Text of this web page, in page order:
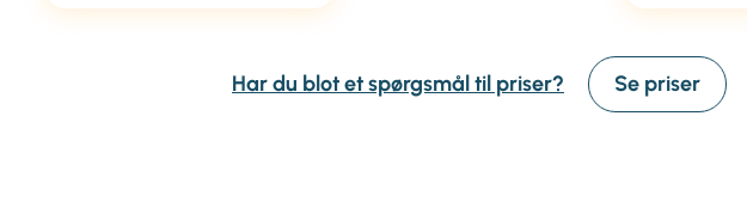
Har du blot et spørgsmål til priser? Se priser